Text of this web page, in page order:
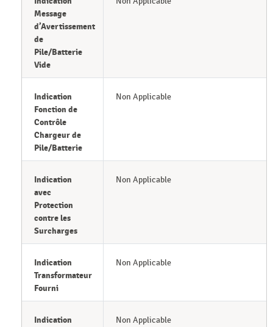
Message
d’Avertissement
de
Pile/Batterie
Vide
Indication
Fonction de
Contrôle
Chargeur de
Pile/Batterie
Non Applicable
Indication
avec
Protection
contre les
Surcharges
Non Applicable
Indication
Transformateur
Fourni
Non Applicable
Indication
Non Applicable